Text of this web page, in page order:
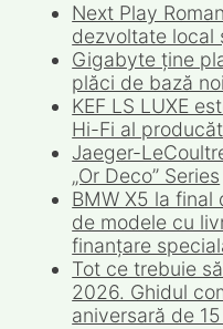
Next Play
dezvoltate local
Gigabyte ține
plăci de bază
KEF LS LUXE
Hi-Fi al
Jaeger-
„Or Deco” Series
BMW X5 la final
de modele cu
finanțare
Tot ce trebuie
2026. Ghidul
aniversară de